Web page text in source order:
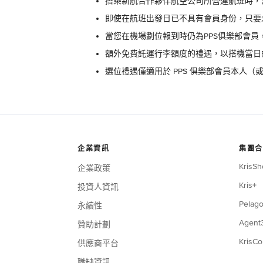
即使在航班出發日已不具有會員身份，只
當您在機場劃位報到時仍為PPS俱樂部會
額外免費託運行李額度的禮遇，以搭機當
選位禮遇僅適用於 PPS 俱樂部會員本人（